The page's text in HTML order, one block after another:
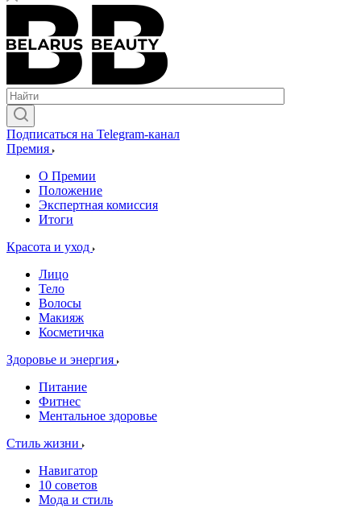
Подписаться на Telegram-канал
Премия
О Премии
Положение
Экспертная комиссия
Итоги
Красота и уход
Лицо
Тело
Волосы
Макияж
Косметичка
Здоровье и энергия
Питание
Фитнес
Ментальное здоровье
Стиль жизни
Навигатор
10 советов
Мода и стиль